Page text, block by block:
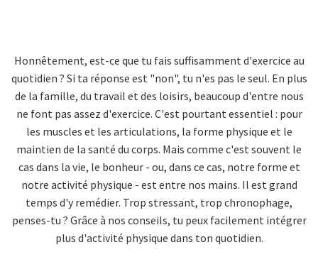
Honnêtement, est-ce que tu fais suffisamment d'exercice au
quotidien ? Si ta réponse est "non", tu n'es pas le seul. En plus
de la famille, du travail et des loisirs, beaucoup d'entre nous
ne font pas assez d'exercice. C'est pourtant essentiel : pour
les muscles et les articulations, la forme physique et le
maintien de la santé du corps. Mais comme c'est souvent le
cas dans la vie, le bonheur - ou, dans ce cas, notre forme et
notre activité physique - est entre nos mains. Il est grand
temps d'y remédier. Trop stressant, trop chronophage,
penses-tu ? Grâce à nos conseils, tu peux facilement intégrer
plus d'activité physique dans ton quotidien.